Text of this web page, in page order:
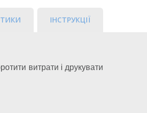
ІНСТРУКЦІЇ
витрати і друкувати